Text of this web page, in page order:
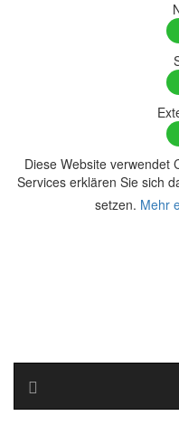
Diese Website verwendet
Services erklären Sie sich
setzen. Mehr